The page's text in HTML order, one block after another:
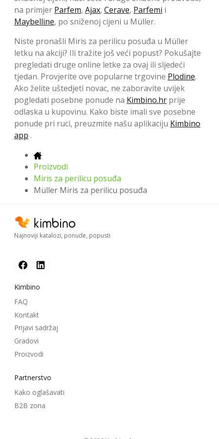
na primjer Parfem, Ajax, Cerave, Parfemi i
Maybelline, po sniženoj cijeni u Müller.
Niste pronašli Miris za perilicu posuđa u Müller
letku na akciji? Ili tražite još veći popust? Pokušajte
pregledati druge online letke za ovaj ili sljedeći
tjedan. Provjerite ove popularne trgovine Plodine.
Ako želite uštedjeti novac, ne zaboravite uvijek
pogledati posebne ponude na Kimbino.hr prije
odlaska u kupovinu. Kako biste imali sve posebne
ponude pri ruci, preuzmite našu aplikaciju Kimbino
app .
Proizvodi
Miris za perilicu posuđa
Müller Miris za perilicu posuđa
Najnoviji katalozi, ponude, popusti
Kimbino
FAQ
Kontakt
Prijavi sadržaj
Gradovi
Proizvodi
Partnerstvo
Kako oglašavati
B2B zona